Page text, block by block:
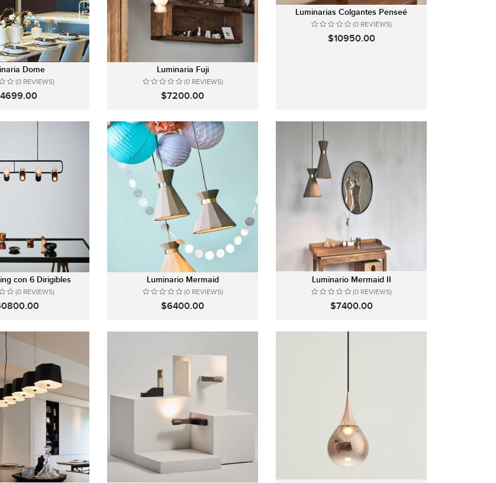
Dome
(0 REVIEWS)
Luminaria Fuji
(0 REVIEWS)
$7200.00
Luminarias Colgantes Penseé
(0 REVIEWS)
$10950.00
con 6 Dirigibles
(0 REVIEWS)
Luminario Mermaid
(0 REVIEWS)
$6400.00
Luminario Mermaid II
(0 REVIEWS)
$7400.00